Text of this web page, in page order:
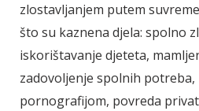
zlostavljanjem putem
što su kaznena djela: spolno
iskorištavanje djeteta,
zadovoljenje spolnih potreba,
pornografijom, povreda